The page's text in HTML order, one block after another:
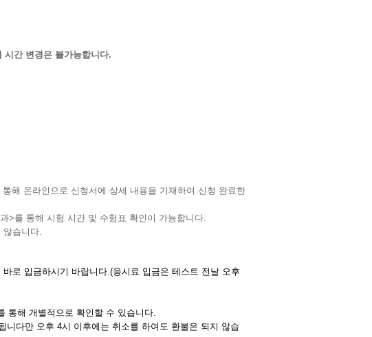
간 변경은 불가능합니다.
해 온라인으로 신청서에 상세 내용을 기재하여 신청 완료한
>를 통해 시험 시간 및 수험표 확인이 가능합니다.
않습니다.
바로 입금하시기 바랍니다.(응시료 입금은 테스트 전날 오후
통해 개별적으로 확인할 수 있습니다.
다만 오후 4시 이후에는 취소를 하여도 환불은 되지 않습